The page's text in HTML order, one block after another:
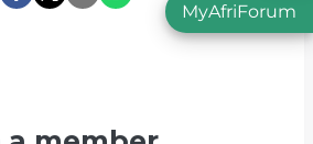
MyAfriForum